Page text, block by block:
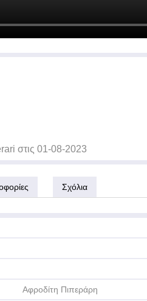
στις 01-08-2023
Σχόλια
Αφροδίτη Πιπεράρη